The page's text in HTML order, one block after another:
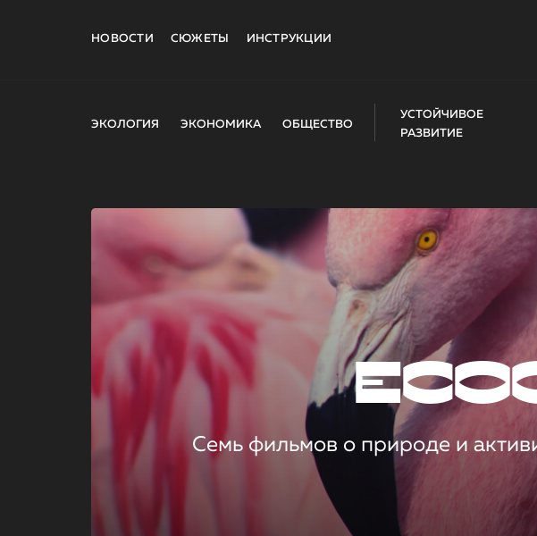
НОВОСТИ СЮЖЕТЫ ИНСТРУКЦИИ
ЭКОЛОГИЯ ЭКОНОМИКА ОБЩЕСТВО
УСТОЙЧИВОЕ
РАЗВИТИЕ
Семь фильмов о природе и